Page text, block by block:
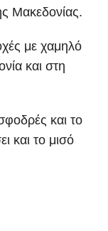
Μακεδονίας.
με χαμηλό
και στη
και το
και το μισό